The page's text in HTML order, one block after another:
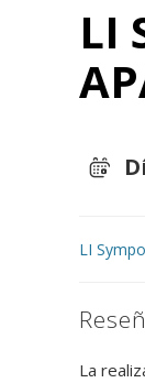
LI
LI
La